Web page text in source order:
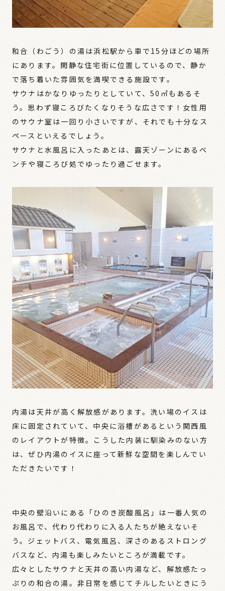
和合（わごう）の湯は浜松駅から車で15分ほどの場所
にあります。閑静な住宅街に位置しているので、静か
で落ち着いた雰囲気を満喫できる施設です。
サウナはかなりゆったりとしていて、50㎡もあるそ
う。思わず寝ころびたくなりそうな広さです！女性用
のサウナ室は一回り小さいですが、それでも十分なス
ペースといえるでしょう。
サウナと水風呂に入ったあとは、露天ゾーンにあるベ
ンチや寝ころび処でゆったり過ごせます。
内湯は天井が高く解放感があります。洗い場のイスは
床に固定されていて、中央に浴槽があるという関西風
のレイアウトが特徴。こうした内装に馴染みのない方
は、ぜひ内湯のイスに座って新鮮な空間を楽しんでい
ただきたいです！
中央の壁沿いにある「ひのき炭酸風呂」は一番人気の
お風呂で、代わり代わりに入る人たちが絶えないそ
う。ジェットバス、電気風呂、深さのあるストロング
バスなど、内湯も楽しみたいところが満載です。
広々としたサウナと天井の高い内湯など、解放感たっ
ぷりの和合の湯。非日常を感じてチルしたいときにう